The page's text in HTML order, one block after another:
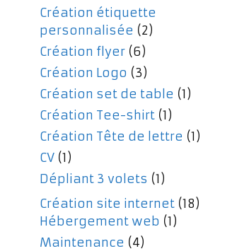
Création étiquette
personnalisée (2)
Création flyer (6)
Création Logo (3)
Création set de table (1)
Création Tee-shirt (1)
Création Tête de lettre (1)
CV (1)
Dépliant 3 volets (1)
Création site internet (18)
Hébergement web (1)
Maintenance (4)